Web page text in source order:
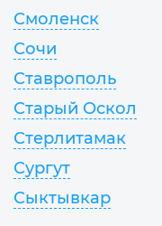
Смоленск
Сочи
Ставрополь
Старый Оскол
Стерлитамак
Сургут
Сыктывкар